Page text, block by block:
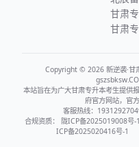
甘肃
甘肃
Copyright © 2026 新逆袭·甘
本站旨在为广大甘肃专升本考生提供
府官方网站，官
客服热线：
合规资质：
陇ICP备2025019008号-1
ICP备2025020416号-1